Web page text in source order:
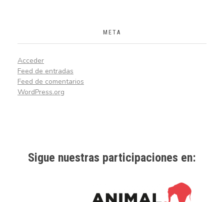
META
Acceder
Feed de entradas
Feed de comentarios
WordPress.org
Sigue nuestras participaciones en: